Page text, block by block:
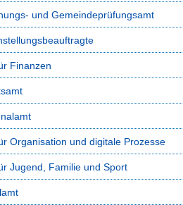
und Gemeindeprüfungsamt
Finanzen
Organisation und digitale Prozesse
Jugend, Familie und Sport